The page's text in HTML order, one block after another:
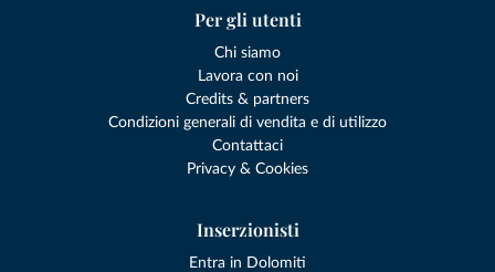
Per gli utenti
Chi siamo
Lavora con noi
Credits & partners
Condizioni generali di vendita e di utilizzo
Contattaci
Privacy & Cookies
Inserzionisti
Entra in Dolomiti